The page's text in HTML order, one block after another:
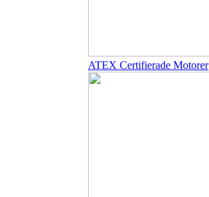
ATEX Certifierade Motorer